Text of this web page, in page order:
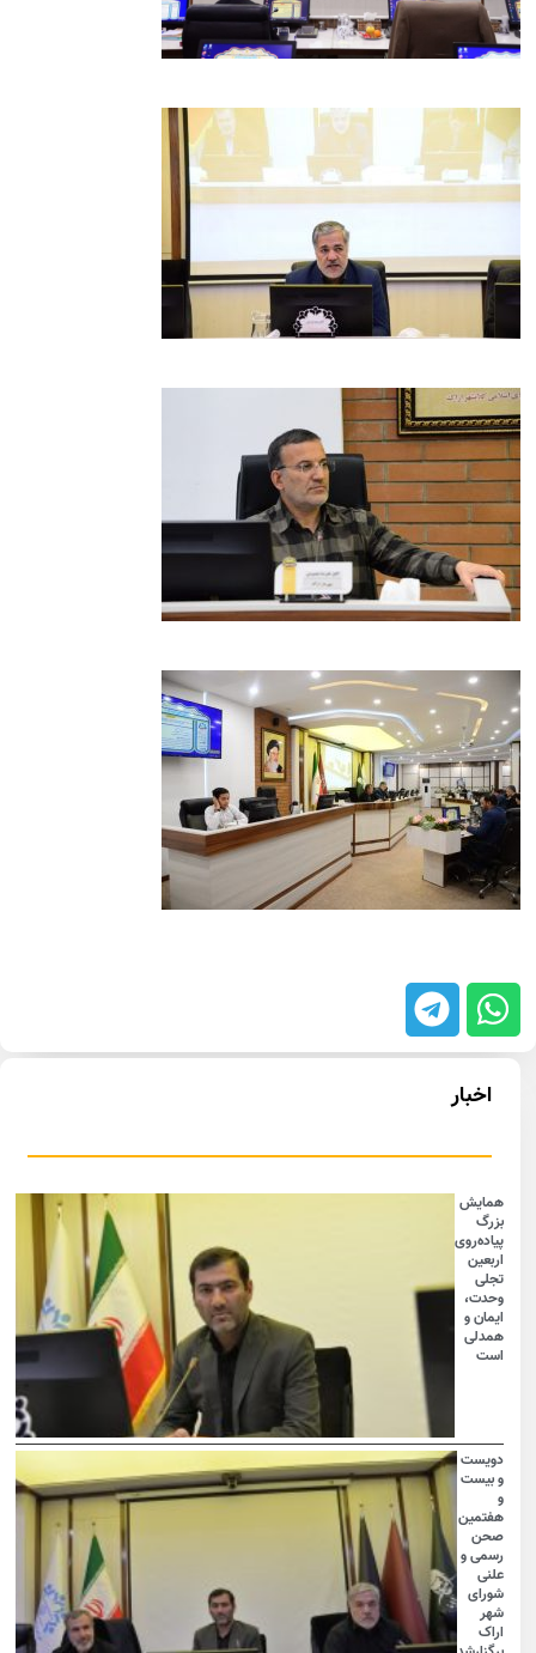
اخبار
همایش
بزرگ
پیاده‌روی
اربعین
تجلی
وحدت،
ایمان و
همدلی
است
دویست
و بیست
هفتمین
صحن
رسمی و
علنی
شورای
شهر
اراک